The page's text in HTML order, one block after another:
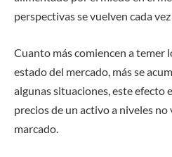
perspectivas se vuelven cada
Cuanto más comiencen a
estado del mercado, más se
algunas situaciones, este efecto
precios de un activo a niveles no
marcado.